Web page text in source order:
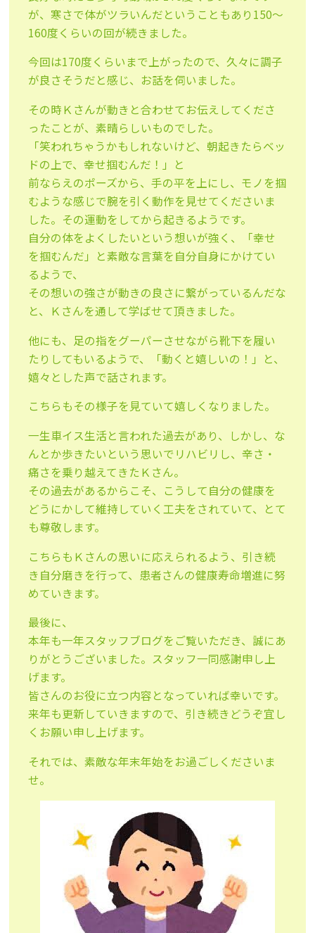
が、寒さで体がツラいんだということもあり150〜
160度くらいの回が続きました。
今回は170度くらいまで上がったので、久々に調子
が良さそうだと感じ、お話を伺いました。
その時Ｋさんが動きと合わせてお伝えしてくださ
ったことが、素晴らしいものでした。
「笑われちゃうかもしれないけど、朝起きたらベッ
ドの上で、幸せ掴むんだ！」と
前ならえのポーズから、手の平を上にし、モノを掴
むような感じで腕を引く動作を見せてくださいま
した。その運動をしてから起きるようです。
自分の体をよくしたいという想いが強く、「幸せ
を掴むんだ」と素敵な言葉を自分自身にかけてい
るようで、
その想いの強さが動きの良さに繋がっているんだな
と、Ｋさんを通して学ばせて頂きました。
他にも、足の指をグーパーさせながら靴下を履い
たりしてもいるようで、「動くと嬉しいの！」と、
嬉々とした声で話されます。
こちらもその様子を見ていて嬉しくなりました。
一生車イス生活と言われた過去があり、しかし、な
んとか歩きたいという思いでリハビリし、辛さ・
痛さを乗り越えてきたＫさん。
その過去があるからこそ、こうして自分の健康を
どうにかして維持していく工夫をされていて、とて
も尊敬します。
こちらもＫさんの思いに応えられるよう、引き続
き自分磨きを行って、患者さんの健康寿命増進に努
めていきます。
最後に、
本年も一年スタッフブログをご覧いただき、誠にあ
りがとうございました。スタッフ一同感謝申し上
げます。
皆さんのお役に立つ内容となっていれば幸いです。
来年も更新していきますので、引き続きどうぞ宜し
くお願い申し上げます。
それでは、素敵な年末年始をお過ごしくださいま
せ。